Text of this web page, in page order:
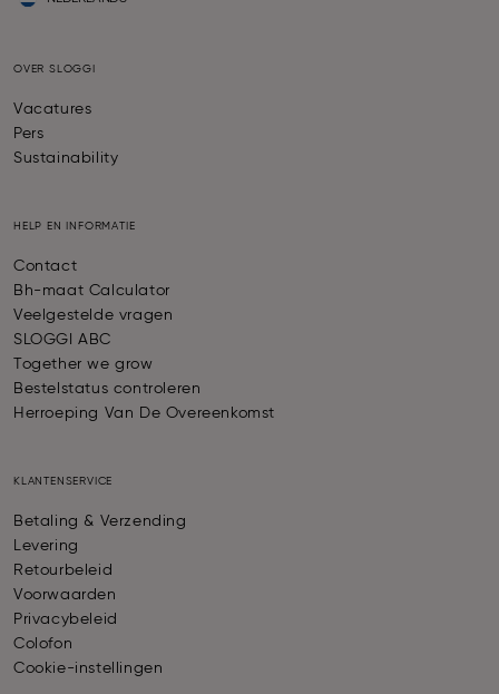
OVER SLOGGI
Vacatures
Pers
Sustainability
HELP EN INFORMATIE
Contact
Bh-maat Calculator
Veelgestelde vragen
SLOGGI ABC
Together we grow
Bestelstatus controleren
Herroeping Van De Overeenkomst
KLANTENSERVICE
Betaling & Verzending
Levering
Retourbeleid
Voorwaarden
Privacybeleid
Colofon
Cookie-instellingen